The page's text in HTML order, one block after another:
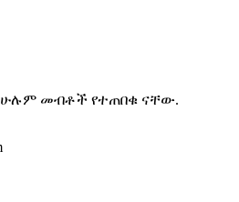
ሁሉም መብቶች የተጠበቁ ናቸው.